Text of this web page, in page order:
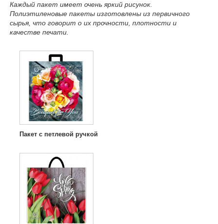
Каждый пакет имеет очень яркий рисунок.
Полиэтиленовые пакеты изготовлены из первичного
сырья, что говорит о их прочности, плотности и
качестве печати.
Пакет с петлевой ручкой